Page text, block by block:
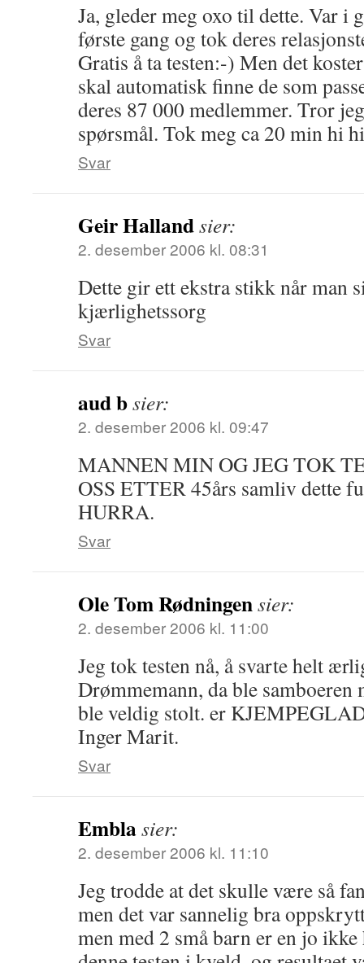
Ja, gleder meg oxo til dette. Var i
første gang og tok deres
Gratis å ta testen:-) Men det
skal automatisk finne de som
deres 87 000 medlemmer. Tror
spørsmål. Tok meg ca 20 min hi
Svar
Geir Hallandsier:
2. desember 2006 kl. 08:31
Dette gir ett ekstra stikk når man
kjærlighetssorg
Svar
aud bsier:
2. desember 2006 kl. 09:47
MANNEN MIN OG JEG TOK
OSS ETTER 45års samliv dette
HURRA.
Svar
Ole Tom Rødningensier:
2. desember 2006 kl. 11:00
Jeg tok testen nå, å svarte helt
Drømmemann, da ble samboeren
ble veldig stolt. er
Inger Marit.
Svar
Emblasier:
2. desember 2006 kl. 11:10
Jeg trodde at det skulle være så
men det var sannelig bra
men med 2 små barn er en jo